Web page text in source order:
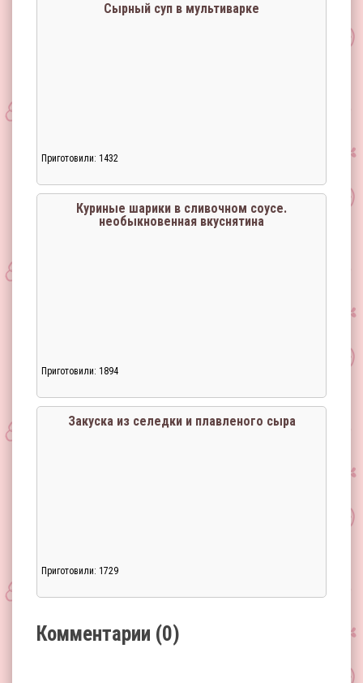
Загрузка...
Сырный суп в мультиварке
Приготовили: 1432
Куриные шарики в сливочном соусе.
необыкновенная вкуснятина
Приготовили: 1894
Закуска из селедки и плавленого сыра
Приготовили: 1729
Комментарии (0)